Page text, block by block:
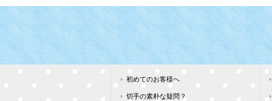
初めてのお客様へ
切手の素朴な疑問？